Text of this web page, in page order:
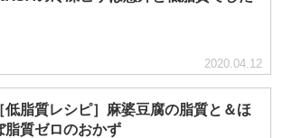
2020.04.12
低脂質レシピ］麻婆豆腐の脂質と＆ほ
脂質ゼロのおかず